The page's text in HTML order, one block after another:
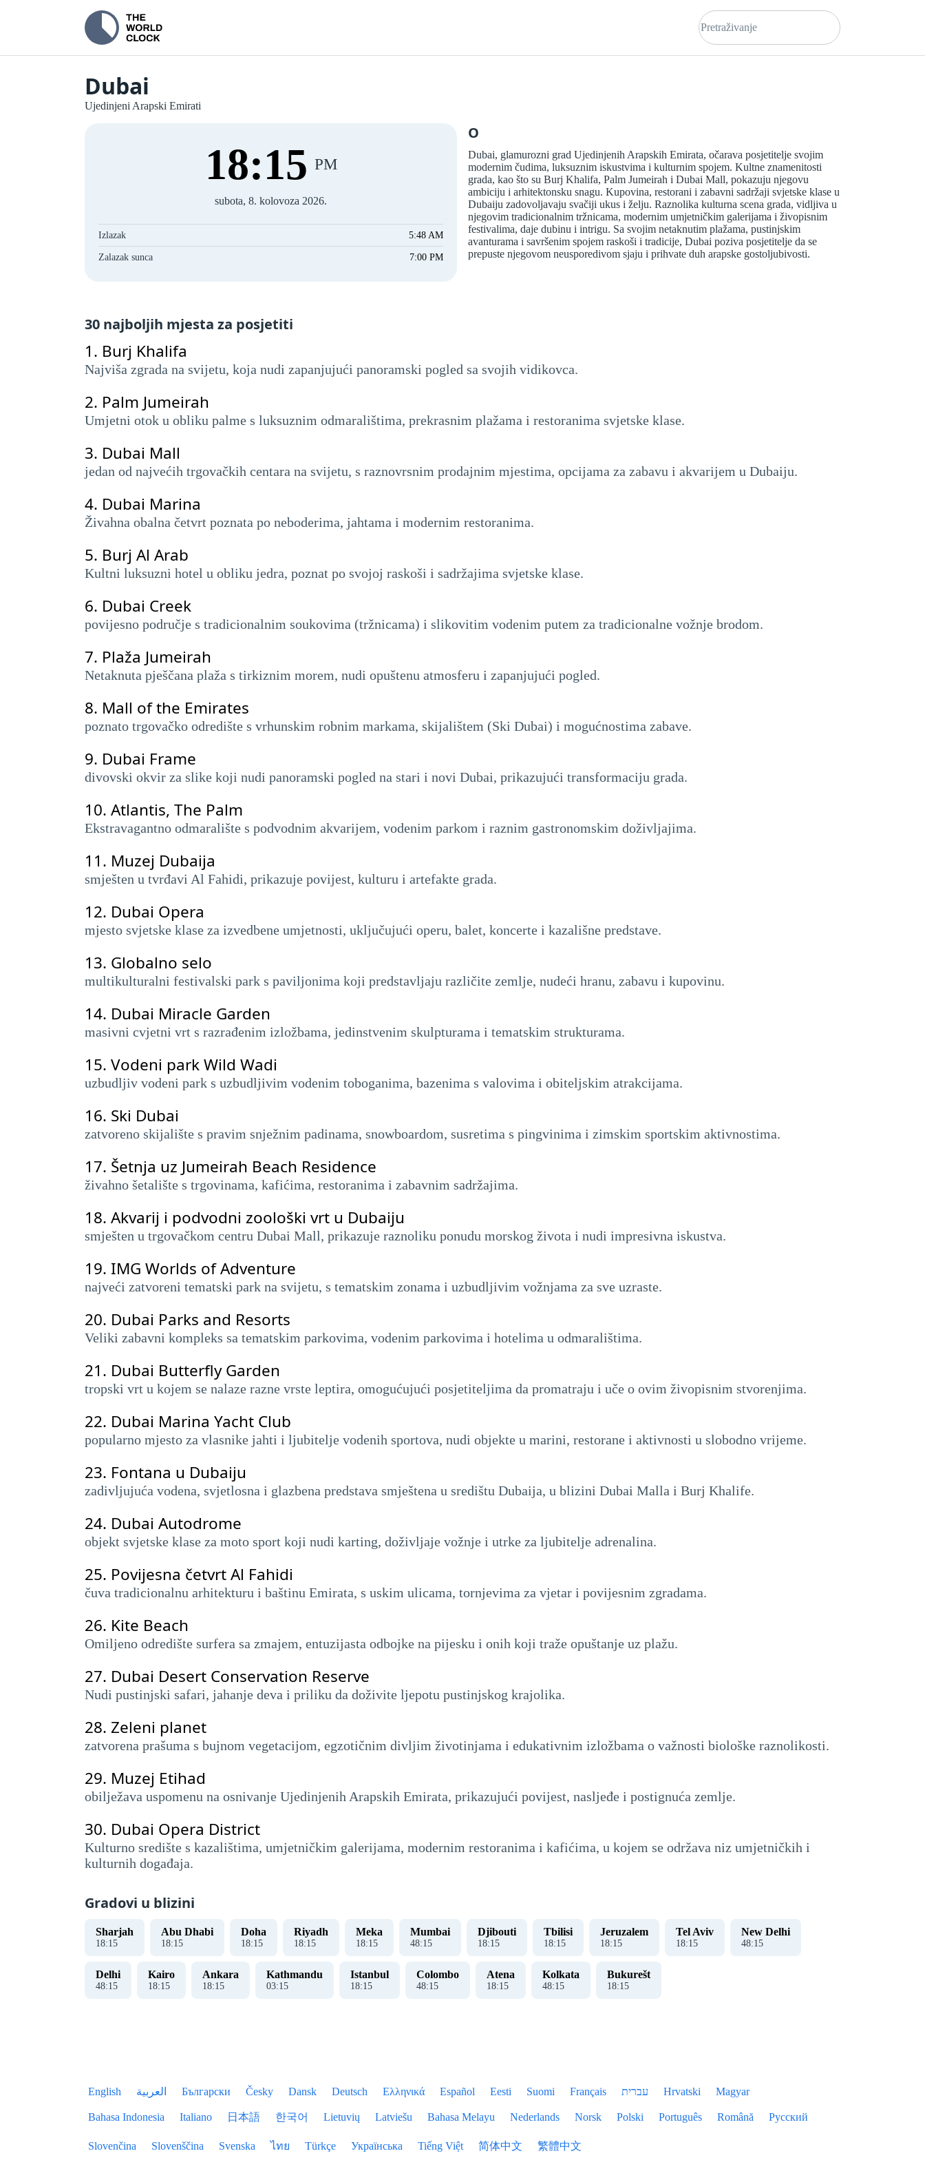
Dubai
Ujedinjeni Arapski Emirati
18:15 PM
subota, 8. kolovoza 2026.
Izlazak 5:48 AM
Zalazak sunca 7:00 PM
O
Dubai, glamurozni grad Ujedinjenih Arapskih Emirata, očarava posjetitelje svojim
modernim čudima, luksuznim iskustvima i kulturnim spojem. Kultne znamenitosti
grada, kao što su Burj Khalifa, Palm Jumeirah i Dubai Mall, pokazuju njegovu
ambiciju i arhitektonsku snagu. Kupovina, restorani i zabavni sadržaji svjetske klase u
Dubaiju zadovoljavaju svačiji ukus i želju. Raznolika kulturna scena grada, vidljiva u
njegovim tradicionalnim tržnicama, modernim umjetničkim galerijama i živopisnim
festivalima, daje dubinu i intrigu. Sa svojim netaknutim plažama, pustinjskim
avanturama i savršenim spojem raskoši i tradicije, Dubai poziva posjetitelje da se
prepuste njegovom neusporedivom sjaju i prihvate duh arapske gostoljubivosti.
30 najboljih mjesta za posjetiti
1. Burj Khalifa
Najviša zgrada na svijetu, koja nudi zapanjujući panoramski pogled sa svojih vidikovca.
2. Palm Jumeirah
Umjetni otok u obliku palme s luksuznim odmaralištima, prekrasnim plažama i restoranima svjetske klase.
3. Dubai Mall
jedan od najvećih trgovačkih centara na svijetu, s raznovrsnim prodajnim mjestima, opcijama za zabavu i akvarijem u Dubaiju.
4. Dubai Marina
Živahna obalna četvrt poznata po neboderima, jahtama i modernim restoranima.
5. Burj Al Arab
Kultni luksuzni hotel u obliku jedra, poznat po svojoj raskoši i sadržajima svjetske klase.
6. Dubai Creek
povijesno područje s tradicionalnim soukovima (tržnicama) i slikovitim vodenim putem za tradicionalne vožnje brodom.
7. Plaža Jumeirah
Netaknuta pješčana plaža s tirkiznim morem, nudi opuštenu atmosferu i zapanjujući pogled.
8. Mall of the Emirates
poznato trgovačko odredište s vrhunskim robnim markama, skijalištem (Ski Dubai) i mogućnostima zabave.
9. Dubai Frame
divovski okvir za slike koji nudi panoramski pogled na stari i novi Dubai, prikazujući transformaciju grada.
10. Atlantis, The Palm
Ekstravagantno odmaralište s podvodnim akvarijem, vodenim parkom i raznim gastronomskim doživljajima.
11. Muzej Dubaija
smješten u tvrđavi Al Fahidi, prikazuje povijest, kulturu i artefakte grada.
12. Dubai Opera
mjesto svjetske klase za izvedbene umjetnosti, uključujući operu, balet, koncerte i kazališne predstave.
13. Globalno selo
multikulturalni festivalski park s paviljonima koji predstavljaju različite zemlje, nudeći hranu, zabavu i kupovinu.
14. Dubai Miracle Garden
masivni cvjetni vrt s razrađenim izložbama, jedinstvenim skulpturama i tematskim strukturama.
15. Vodeni park Wild Wadi
uzbudljiv vodeni park s uzbudljivim vodenim toboganima, bazenima s valovima i obiteljskim atrakcijama.
16. Ski Dubai
zatvoreno skijalište s pravim snježnim padinama, snowboardom, susretima s pingvinima i zimskim sportskim aktivnostima.
17. Šetnja uz Jumeirah Beach Residence
živahno šetalište s trgovinama, kafićima, restoranima i zabavnim sadržajima.
18. Akvarij i podvodni zoološki vrt u Dubaiju
smješten u trgovačkom centru Dubai Mall, prikazuje raznoliku ponudu morskog života i nudi impresivna iskustva.
19. IMG Worlds of Adventure
najveći zatvoreni tematski park na svijetu, s tematskim zonama i uzbudljivim vožnjama za sve uzraste.
20. Dubai Parks and Resorts
Veliki zabavni kompleks sa tematskim parkovima, vodenim parkovima i hotelima u odmaralištima.
21. Dubai Butterfly Garden
tropski vrt u kojem se nalaze razne vrste leptira, omogućujući posjetiteljima da promatraju i uče o ovim živopisnim stvorenjima.
22. Dubai Marina Yacht Club
popularno mjesto za vlasnike jahti i ljubitelje vodenih sportova, nudi objekte u marini, restorane i aktivnosti u slobodno vrijeme.
23. Fontana u Dubaiju
zadivljujuća vodena, svjetlosna i glazbena predstava smještena u središtu Dubaija, u blizini Dubai Malla i Burj Khalife.
24. Dubai Autodrome
objekt svjetske klase za moto sport koji nudi karting, doživljaje vožnje i utrke za ljubitelje adrenalina.
25. Povijesna četvrt Al Fahidi
čuva tradicionalnu arhitekturu i baštinu Emirata, s uskim ulicama, tornjevima za vjetar i povijesnim zgradama.
26. Kite Beach
Omiljeno odredište surfera sa zmajem, entuzijasta odbojke na pijesku i onih koji traže opuštanje uz plažu.
27. Dubai Desert Conservation Reserve
Nudi pustinjski safari, jahanje deva i priliku da doživite ljepotu pustinjskog krajolika.
28. Zeleni planet
zatvorena prašuma s bujnom vegetacijom, egzotičnim divljim životinjama i edukativnim izložbama o važnosti biološke raznolikosti.
29. Muzej Etihad
obilježava uspomenu na osnivanje Ujedinjenih Arapskih Emirata, prikazujući povijest, nasljeđe i postignuća zemlje.
30. Dubai Opera District
Kulturno središte s kazalištima, umjetničkim galerijama, modernim restoranima i kafićima, u kojem se održava niz umjetničkih i
kulturnih događaja.
Gradovi u blizini
Sharjah
18:15
Abu Dhabi
18:15
Doha
18:15
Riyadh
18:15
Meka
18:15
Mumbai
48:15
Djibouti
18:15
Tbilisi
18:15
Jeruzalem
18:15
Tel Aviv
18:15
New Delhi
48:15
Delhi
48:15
Kairo
18:15
Ankara
18:15
Kathmandu
03:15
Istanbul
18:15
Colombo
48:15
Atena
18:15
Kolkata
48:15
Bukurešt
18:15
English العربية Български Česky Dansk Deutsch Ελληνικά Español Eesti Suomi Français עברית Hrvatski Magyar
Bahasa Indonesia Italiano 日本語 한국어 Lietuvių Latviešu Bahasa Melayu Nederlands Norsk Polski Português Română Русский
Slovenčina Slovenščina Svenska ไทย Türkçe Українська Tiếng Việt 简体中文 繁體中文